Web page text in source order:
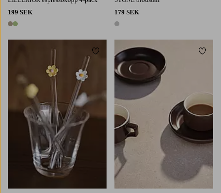
199 SEK
2 färger
179 SEK
1 färg
Lägg till i favoriter Lägg